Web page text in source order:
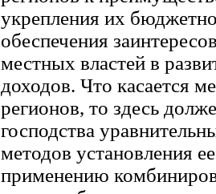
укрепления их
обеспечения
местных властей в
доходов. Что касается
регионов, то здесь
господства
методов установления
применению